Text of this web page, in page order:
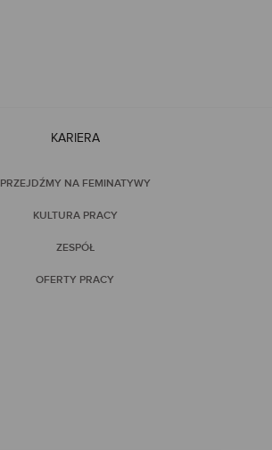
KARIERA
PRZEJDŹMY NA FEMINATYWY
KULTURA PRACY
ZESPÓŁ
OFERTY PRACY